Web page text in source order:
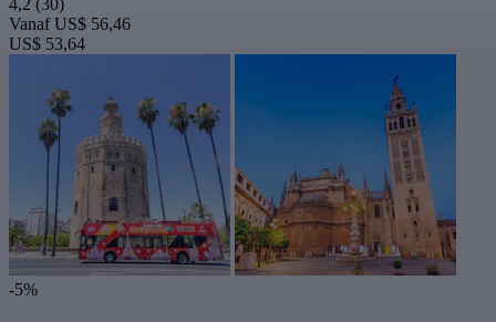
Vanaf US$ 56,46
US$ 53,64
-5%